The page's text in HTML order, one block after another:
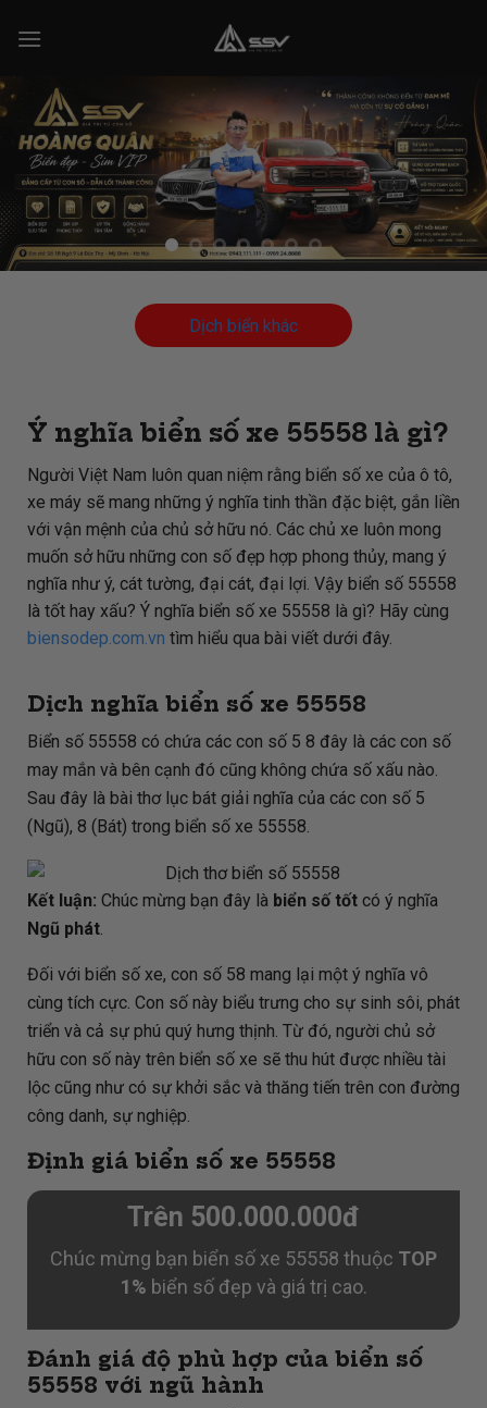
Dịch biển khác
Ý nghĩa biển số xe 55558 là gì?
Người Việt Nam luôn quan niệm rằng biển số xe của ô tô,
xe máy sẽ mang những ý nghĩa tinh thần đặc biệt, gắn liền
với vận mệnh của chủ sở hữu nó. Các chủ xe luôn mong
muốn sở hữu những con số đẹp hợp phong thủy, mang ý
nghĩa như ý, cát tường, đại cát, đại lợi. Vậy biển số 55558
là tốt hay xấu? Ý nghĩa biển số xe 55558 là gì? Hãy cùng
biensodep.com.vn tìm hiểu qua bài viết dưới đây.
Dịch nghĩa biển số xe 55558
Biển số 55558 có chứa các con số 5 8 đây là các con số
may mắn và bên cạnh đó cũng không chứa số xấu nào.
Sau đây là bài thơ lục bát giải nghĩa của các con số 5
(Ngũ), 8 (Bát) trong biển số xe 55558.
Kết luận: Chúc mừng bạn đây là biển số tốtcó ý nghĩa
Ngũ phát.
Đối với biển số xe, con số 58 mang lại một ý nghĩa vô
cùng tích cực. Con số này biểu trưng cho sự sinh sôi, phát
triển và cả sự phú quý hưng thịnh. Từ đó, người chủ sở
hữu con số này trên biển số xe sẽ thu hút được nhiều tài
lộc cũng như có sự khởi sắc và thăng tiến trên con đường
công danh, sự nghiệp.
Định giá biển số xe 55558
Trên 500.000.000đ
Chúc mừng bạn biển số xe 55558 thuộc TOP
1% biển số đẹp và giá trị cao.
Đánh giá độ phù hợp của biển số
55558 với ngũ hành